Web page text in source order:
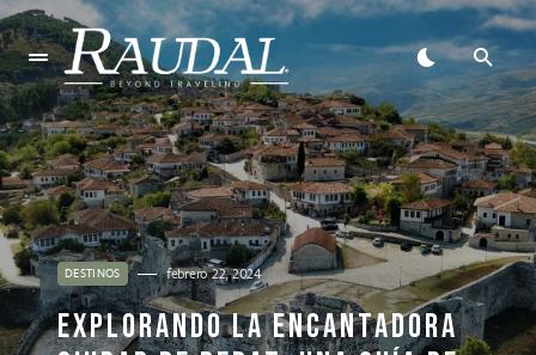
DESTINOS febrero 22, 2024
EXPLORANDO LA ENCANTADORA